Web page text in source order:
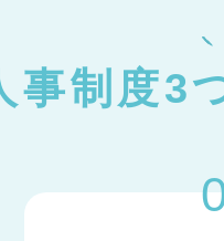
事制度3